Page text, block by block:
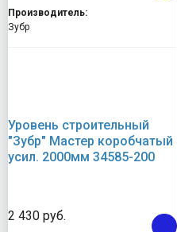
Производитель:
Зубр
Уровень строительный
"Зубр" Мастер коробчатый
усил. 2000мм 34585-200
2 430 руб.